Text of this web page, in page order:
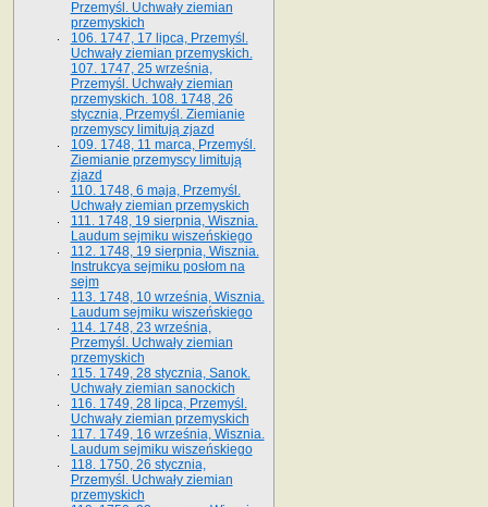
Przemyśl. Uchwały ziemian
przemyskich
106. 1747, 17 lipca, Przemyśl.
Uchwały ziemian przemyskich.
107. 1747, 25 września,
Przemyśl. Uchwały ziemian
przemyskich. 108. 1748, 26
stycznia, Przemyśl. Ziemianie
przemyscy limitują zjazd
109. 1748, 11 marca, Przemyśl.
Ziemianie przemyscy limitują
zjazd
110. 1748, 6 maja, Przemyśl.
Uchwały ziemian przemyskich
111. 1748, 19 sierpnia, Wisznia.
Laudum sejmiku wiszeńskiego
112. 1748, 19 sierpnia, Wisznia.
Instrukcya sejmiku posłom na
sejm
113. 1748, 10 września, Wisznia.
Laudum sejmiku wiszeńskiego
114. 1748, 23 września,
Przemyśl. Uchwały ziemian
przemyskich
115. 1749, 28 stycznia, Sanok.
Uchwały ziemian sanockich
116. 1749, 28 lipca, Przemyśl.
Uchwały ziemian przemyskich
117. 1749, 16 września, Wisznia.
Laudum sejmiku wiszeńskiego
118. 1750, 26 stycznia,
Przemyśl. Uchwały ziemian
przemyskich